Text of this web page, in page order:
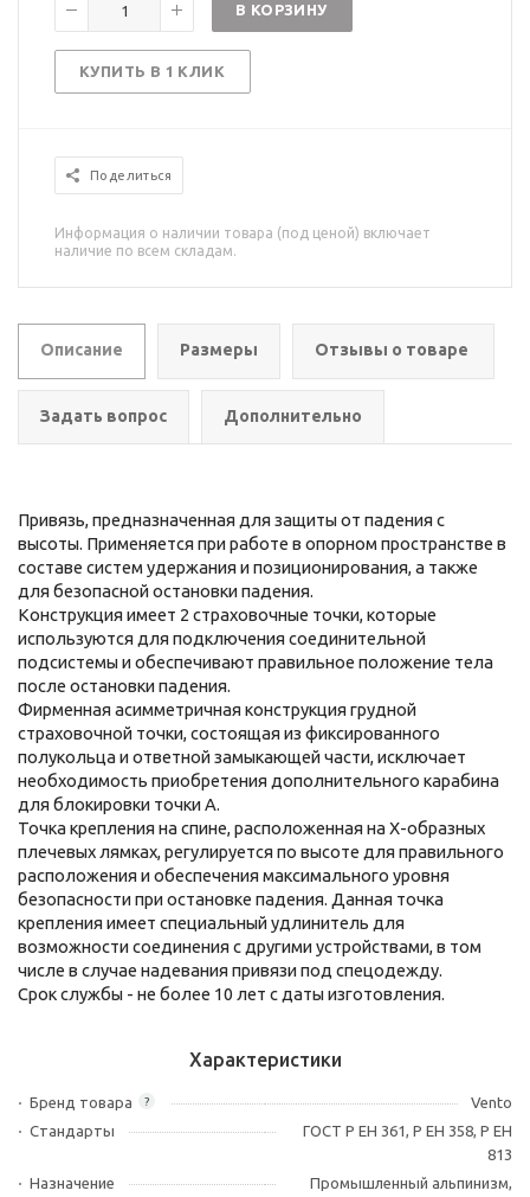
В КОРЗИНУ
КУПИТЬ В 1 КЛИК
Поделиться
Информация о наличии товара (под ценой) включает
наличие по всем складам.
Описание Размеры Отзывы о товаре
Задать вопрос Дополнительно
Привязь, предназначенная для защиты от падения с
высоты. Применяется при работе в опорном пространстве в
составе систем удержания и позиционирования, а также
для безопасной остановки падения.
Конструкция имеет 2 страховочные точки, которые
используются для подключения соединительной
подсистемы и обеспечивают правильное положение тела
после остановки падения.
Фирменная асимметричная конструкция грудной
страховочной точки, состоящая из фиксированного
полукольца и ответной замыкающей части, исключает
необходимость приобретения дополнительного карабина
для блокировки точки А.
Точка крепления на спине, расположенная на Х-образных
плечевых лямках, регулируется по высоте для правильного
расположения и обеспечения максимального уровня
безопасности при остановке падения. Данная точка
крепления имеет специальный удлинитель для
возможности соединения с другими устройствами, в том
числе в случае надевания привязи под спецодежду.
Срок службы - не более 10 лет с даты изготовления.
Характеристики
?
Бренд товара
Vento
Стандарты
ГОСТ Р ЕН 361, Р ЕН 358, Р ЕН
813
Назначение
Промышленный альпинизм,